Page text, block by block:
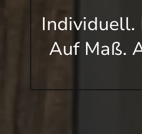
Individuell.
Auf Maß.